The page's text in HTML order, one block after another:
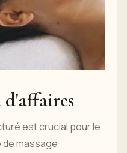
est crucial pour le
massage